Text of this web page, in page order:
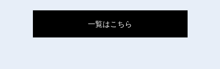
一覧はこちら